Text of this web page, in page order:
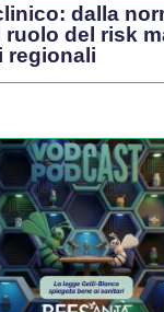
dalla
ruolo del risk
regionali